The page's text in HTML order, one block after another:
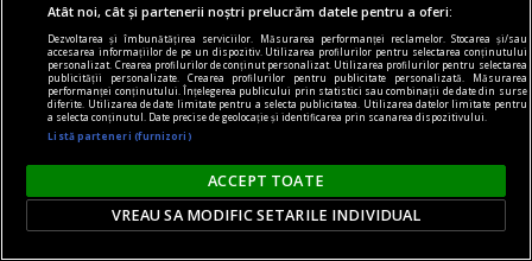
contraintuiția
De ce n-avea Navalnîi șapcă?
Dar trebuie să îi dăm societății ruse credit că
măcar a încercat. Sacrificiul lui Navalnîi e dovada.
Teodor TIŢĂ
Atât noi, cât și partenerii noștri prelucrăm datele pentru a oferi:
Dezvoltarea și îmbunătățirea serviciilor. Măsurarea performanței reclamelor. Stocarea și/sau
accesarea informațiilor de pe un dispozitiv. Utilizarea profilurilor pentru selectarea conținutului
personalizat. Crearea profilurilor de conținut personalizat. Utilizarea profilurilor pentru selectarea
publicității personalizate. Crearea profilurilor pentru publicitate personalizată. Măsurarea
performanței conținutului. Înțelegerea publicului prin statistici sau combinații de date din surse
diferite. Utilizarea de date limitate pentru a selecta publicitatea. Utilizarea datelor limitate pentru
a selecta conținutul. Date precise de geolocație și identificarea prin scanarea dispozitivului.
Listă parteneri (furnizori)
ACCEPT TOATE
VREAU SA MODIFIC SETARILE INDIVIDUAL